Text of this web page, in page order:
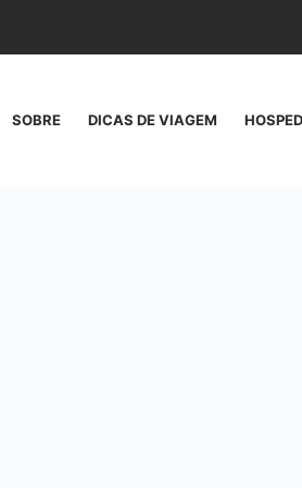
SOBRE DICAS DE VIAGEM